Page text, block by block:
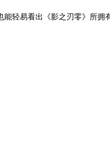
轻易看出《影之刃零》所